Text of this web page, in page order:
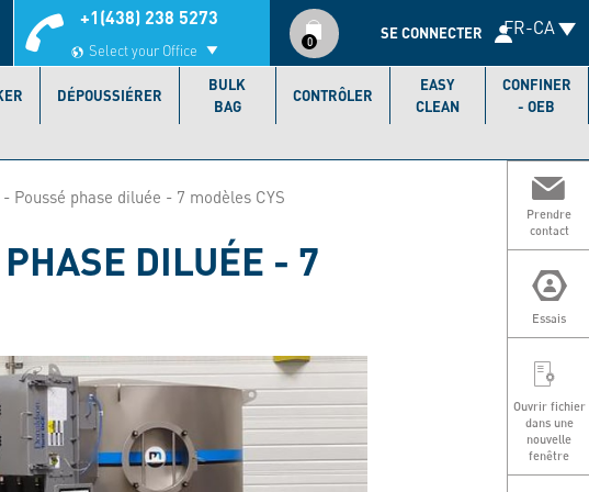
FR-CA
+1(438) 238 5273
Select your Office 0
utilisateur
SE CONNECTER
DÉPOUSSIÉRER
BULK
BAG
CONTRÔLER
EASY
CLEAN
CONFINER
- OEB
Prendre
contact
Essais
Ouvrir fichier
dans une
nouvelle
fenêtre
Poussé phase diluée - 7 modèles CYS
DILUÉE - 7